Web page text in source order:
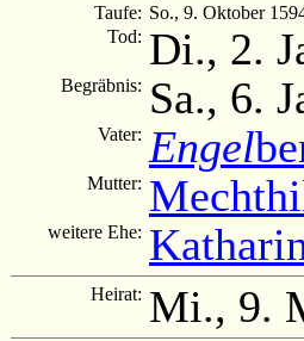
Taufe: So., 9. Oktober
Tod: Di., 2.
Begräbnis: Sa., 6.
Vater: Engel
Mutter:
weitere Ehe:
Heirat: Mi., 9.